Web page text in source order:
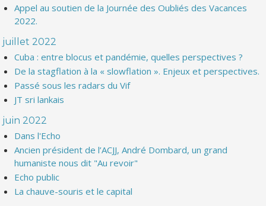
Appel au soutien de la Journée des Oubliés des Vacances
2022.
juillet 2022
Cuba : entre blocus et pandémie, quelles perspectives ?
De la stagflation à la « slowflation ». Enjeux et perspectives.
Passé sous les radars du Vif
JT sri lankais
juin 2022
Dans l'Echo
Ancien président de l’ACJJ, André Dombard, un grand
humaniste nous dit "Au revoir"
Echo public
La chauve-souris et le capital